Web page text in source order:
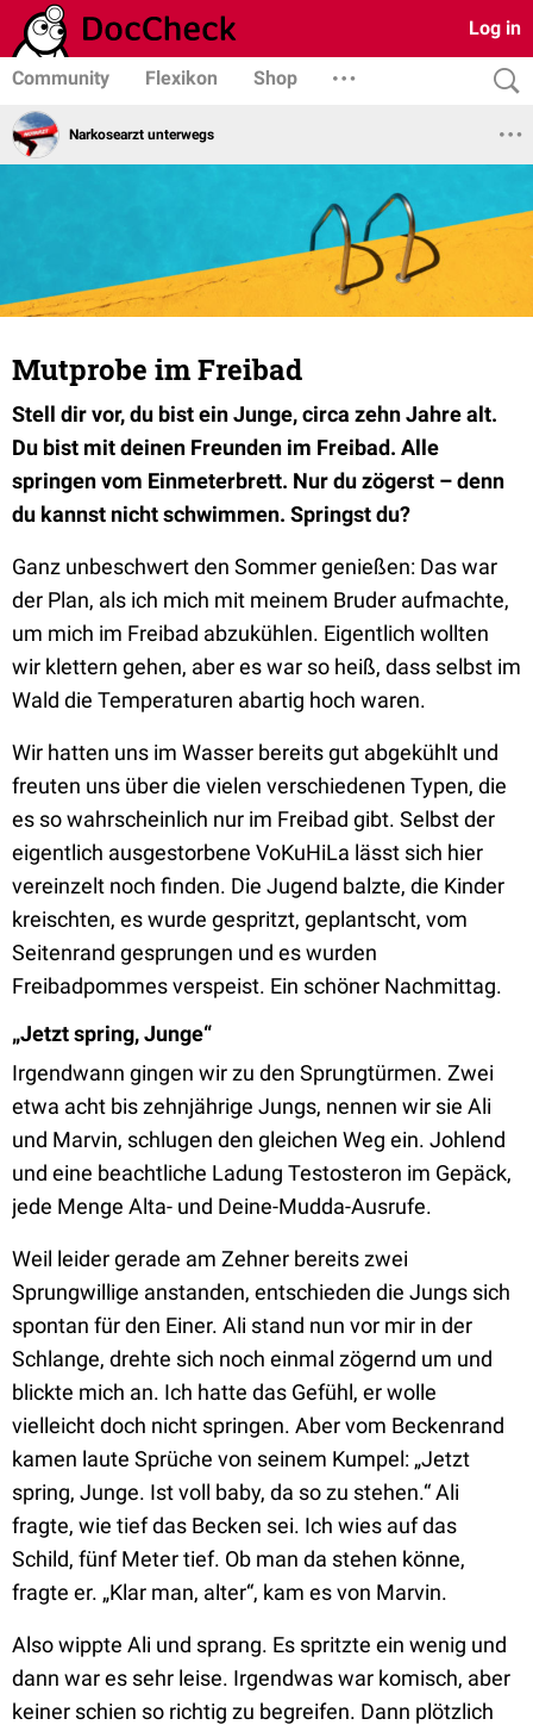
Log in
Community Flexikon Shop
Narkosearzt unterwegs
Mutprobe im Freibad
Stell dir vor, du bist ein Junge, circa zehn Jahre alt.
Du bist mit deinen Freunden im Freibad. Alle
springen vom Einmeterbrett. Nur du zögerst – denn
du kannst nicht schwimmen. Springst du?
Ganz unbeschwert den Sommer genießen: Das war
der Plan, als ich mich mit meinem Bruder aufmachte,
um mich im Freibad abzukühlen. Eigentlich wollten
wir klettern gehen, aber es war so heiß, dass selbst im
Wald die Temperaturen abartig hoch waren.
Wir hatten uns im Wasser bereits gut abgekühlt und
freuten uns über die vielen verschiedenen Typen, die
es so wahrscheinlich nur im Freibad gibt. Selbst der
eigentlich ausgestorbene VoKuHiLa lässt sich hier
vereinzelt noch finden. Die Jugend balzte, die Kinder
kreischten, es wurde gespritzt, geplantscht, vom
Seitenrand gesprungen und es wurden
Freibadpommes verspeist. Ein schöner Nachmittag.
„Jetzt spring, Junge“
Irgendwann gingen wir zu den Sprungtürmen. Zwei
etwa acht bis zehnjährige Jungs, nennen wir sie Ali
und Marvin, schlugen den gleichen Weg ein. Johlend
und eine beachtliche Ladung Testosteron im Gepäck,
jede Menge Alta- und Deine-Mudda-Ausrufe.
Weil leider gerade am Zehner bereits zwei
Sprungwillige anstanden, entschieden die Jungs sich
spontan für den Einer. Ali stand nun vor mir in der
Schlange, drehte sich noch einmal zögernd um und
blickte mich an. Ich hatte das Gefühl, er wolle
vielleicht doch nicht springen. Aber vom Beckenrand
kamen laute Sprüche von seinem Kumpel: „Jetzt
spring, Junge. Ist voll baby, da so zu stehen.“ Ali
fragte, wie tief das Becken sei. Ich wies auf das
Schild, fünf Meter tief. Ob man da stehen könne,
fragte er. „Klar man, alter“, kam es von Marvin.
Also wippte Ali und sprang. Es spritzte ein wenig und
dann war es sehr leise. Irgendwas war komisch, aber
keiner schien so richtig zu begreifen. Dann plötzlich